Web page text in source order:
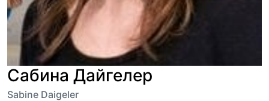
Сабина Дайгелер
Sabine Daigeler